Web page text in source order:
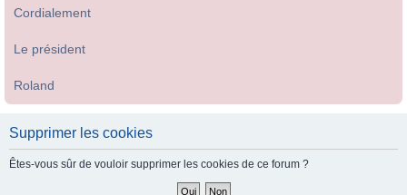
Cordialement
Le président
Roland
Supprimer les cookies
Êtes-vous sûr de vouloir supprimer les cookies de ce forum ?